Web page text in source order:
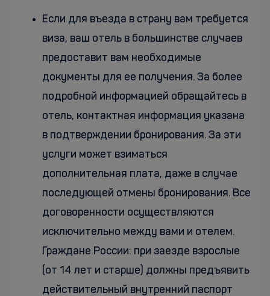
Если для въезда в страну вам требуется
виза, ваш отель в большинстве случаев
предоставит вам необходимые
документы для ее получения. За более
подробной информацией обращайтесь в
отель, контактная информация указана
в подтверждении бронирования. За эти
услуги может взиматься
дополнительная плата, даже в случае
последующей отмены бронирования. Все
договоренности осуществляются
исключительно между вами и отелем.
Граждане России: при заезде взрослые
(от 14 лет и старше) должны предъявить
действительный внутренний паспорт